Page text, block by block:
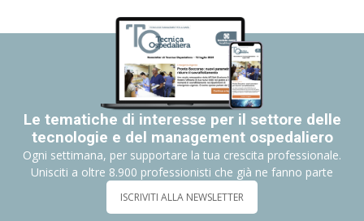
Le tematiche di interesse per il settore delle
tecnologie e del management ospedaliero
Ogni settimana, per supportare la tua crescita professionale.
Unisciti a oltre 8.900 professionisti che già ne fanno parte
ISCRIVITI ALLA NEWSLETTER